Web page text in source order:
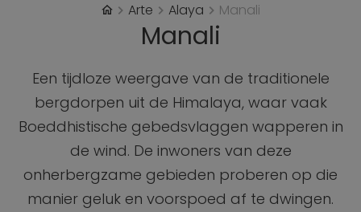
Arte Alaya Manali
Manali
Een tijdloze weergave van de traditionele
bergdorpen uit de Himalaya, waar vaak
Boeddhistische gebedsvlaggen wapperen in
de wind. De inwoners van deze
onherbergzame gebieden proberen op die
manier geluk en voorspoed af te dwingen.